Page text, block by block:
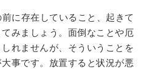
に存在していること、起きて
みましょう。面倒なことや厄
れませんが、そういうことを
事です。放置すると状況が悪